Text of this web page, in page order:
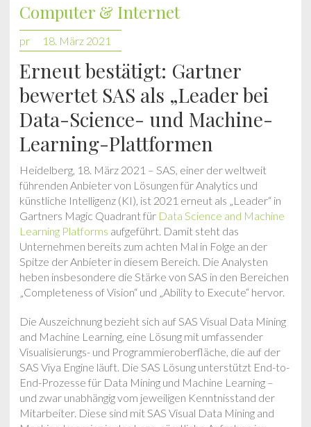
Computer & Internet
pr 18. März 2021
Erneut bestätigt: Gartner
bewertet SAS als „Leader bei
Data-Science- und Machine-
Learning-Plattformen
Heidelberg, 18. März 2021 – SAS, einer der weltweit
führenden Anbieter von Lösungen für Analytics und
künstliche Intelligenz (KI), ist 2021 erneut als „Leader“ in
Gartners Magic Quadrant für Data Science and Machine
Learning Platforms aufgeführt. Damit steht das
Unternehmen bereits zum achten Mal in Folge an der
Spitze der Anbieter in diesem Bereich. Die Analysten
heben insbesondere die Stärke von SAS in den Bereichen
„Completeness of Vision“ und „Ability to Execute“ hervor.
Die Auszeichnung bezieht sich auf SAS Visual Data Mining
and Machine Learning, eine Lösung mit umfassender
Visualisierungs- und Programmieroberfläche, die auf der
SAS Viya Engine läuft. Die SAS Lösung unterstützt End-to-
End-Prozesse für Data Mining und Machine Learning –
und zwar unabhängig vom jeweiligen Kenntnisstand der
Mitarbeiter. Diese sind mit SAS Visual Data Mining and